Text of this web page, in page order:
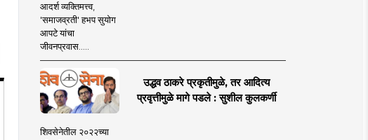
आदर्श व्यक्तिमत्त्व,
'समाजव्रती' हभप सुयोग
आपटे यांचा
जीवनप्रवास.....
उद्धव ठाकरे प्रकृतीमुळे, तर आदित्य
प्रवृत्तीमुळे मागे पडले : सुशील कुलकर्णी
शिवसेनेतील २०२२च्या